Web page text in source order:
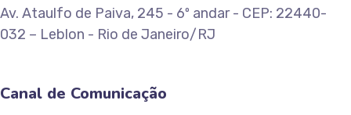
Av. Ataulfo de Paiva, 245 - 6º andar - CEP: 22440-
032 – Leblon - Rio de Janeiro/RJ
Canal de Comunicação